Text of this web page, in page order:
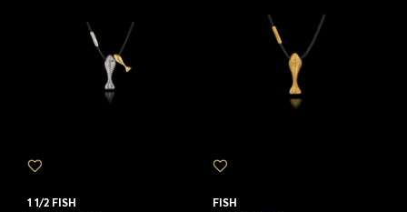
1 1/2 FISH FISH